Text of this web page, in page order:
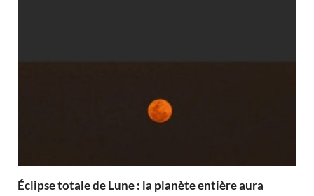
Éclipse totale de Lune : la planète entière aura